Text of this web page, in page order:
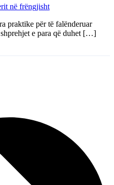
praktike për të falënderuar
e para që duhet […]